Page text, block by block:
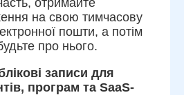
на свою тимчасову
пошти, а потім
про нього.
записи для
програм та SaaS-